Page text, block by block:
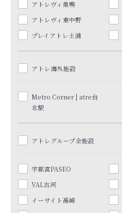
アトレヴィ巣鴨
アトレヴィ東中野
プレイアトレ土浦
アトレ海外施設
Metro Corner | atre台
北駅
アトレグループ全施設
宇都宮PASEO
VAL古河
イーサイト高崎